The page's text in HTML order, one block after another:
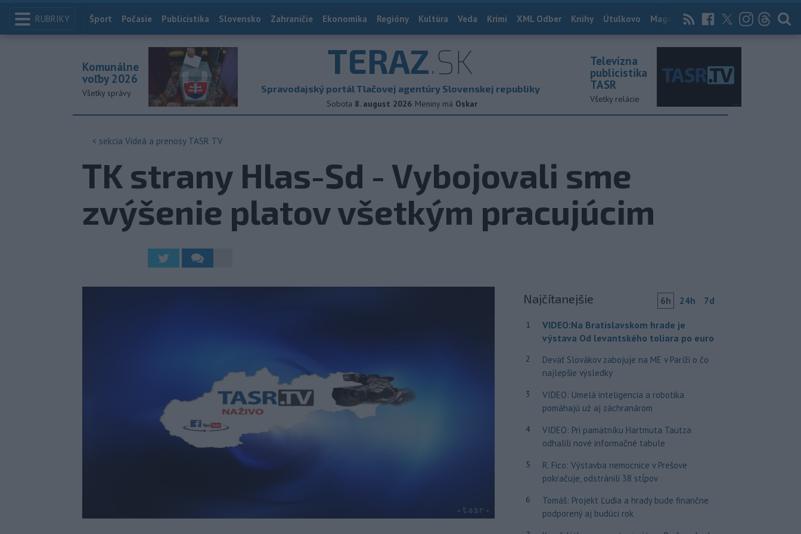
RUBRIKY Index
Šport Počasie Publicistika Slovensko Zahraničie Ekonomika Regióny Kultúra Veda Krimi XML Odber Knihy Útulkovo Magazín News Now Archív
TERAZ.SK
Spravodajský portál Tlačovej agentúry Slovenskej republiky
Sobota 8. august 2026 Meniny má Oskar
Komunálne
voľby 2026
Všetky správy
Televízna
publicistika
TASR
Všetky relácie
< sekcia Videá a prenosy TASR TV
TK strany Hlas-Sd - Vybojovali sme
zvýšenie platov všetkým pracujúcim
Najčítanejšie 6h 24h 7d
1
VIDEO:Na Bratislavskom hrade je
výstava Od levantského toliara po euro
2
Deväť Slovákov zabojuje na ME v Paríži o čo
najlepšie výsledky
3
VIDEO: Umelá inteligencia a robotika
pomáhajú už aj záchranárom
4
VIDEO: Pri pamätníku Hartmuta Tautza
odhalili nové informačné tabule
5
R. Fico: Výstavba nemocnice v Prešove
pokračuje, odstránili 38 stĺpov
6
Tomáš: Projekt Ľudia a hrady bude finančne
podporený aj budúci rok